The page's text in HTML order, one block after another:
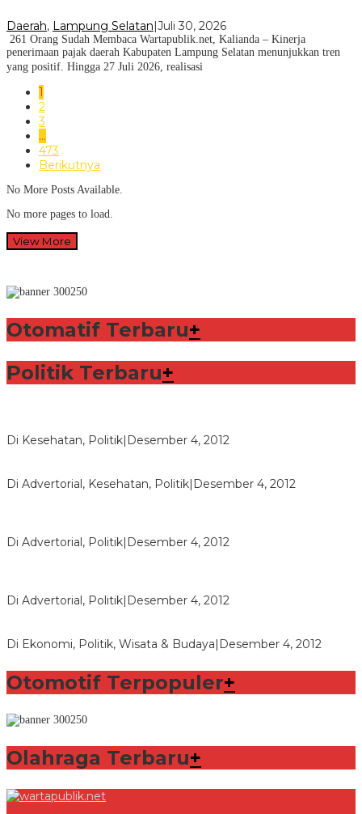
Daerah, Lampung Selatan Juli 30, 2026
261 Orang Sudah Membaca Wartapublik.net, Kalianda – Kinerja
penerimaan pajak daerah Kabupaten Lampung Selatan menunjukkan tren
yang positif. Hingga 27 Juli 2026, realisasi
1
2
3
…
473
Berikutnya
No More Posts Available.
No more pages to load.
View More
Otomatif Terbaru+
Politik Terbaru+
Di Kesehatan, Politik Desember 4, 2012
Di Advertorial, Kesehatan, Politik Desember 4, 2012
Di Advertorial, Politik Desember 4, 2012
Di Advertorial, Politik Desember 4, 2012
Di Ekonomi, Politik, Wisata & Budaya Desember 4, 2012
Otomotif Terpopuler+
Olahraga Terbaru+